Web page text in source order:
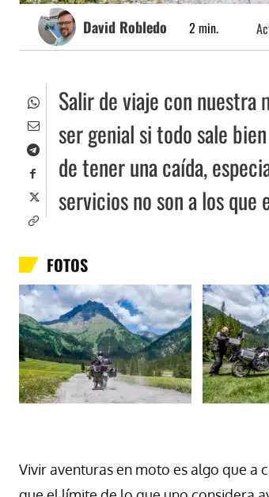
David Robledo 2 min.
Salir de viaje con nuestra
ser genial si todo sale
de tener una caída,
servicios no son a los que
FOTOS
Vivir aventuras en moto es algo que a